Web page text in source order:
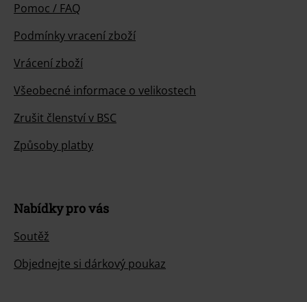
Pomoc / FAQ
Podmínky vracení zboží
Vrácení zboží
Všeobecné informace o velikostech
Zrušit členství v BSC
Způsoby platby
Nabídky pro vás
Soutěž
Objednejte si dárkový poukaz